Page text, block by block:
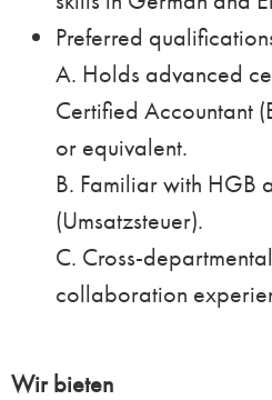
Preferred
A. Holds advanced
Certified Accountant
or equivalent.
B. Familiar with HGB
(Umsatzsteuer).
C. Cross-
collaboration
Wir bieten